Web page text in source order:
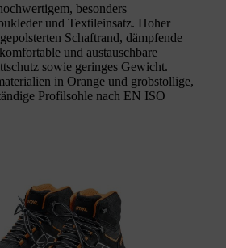
besonders
und Textileinsatz. Hoher
Schaftrand, dämpfende
und austauschbare
sowie geringes Gewicht.
in Orange und grobstollige,
Profilsohle nach EN ISO